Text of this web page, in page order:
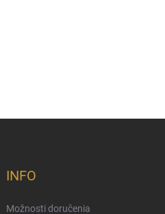
INFO
Možnosti doručenia